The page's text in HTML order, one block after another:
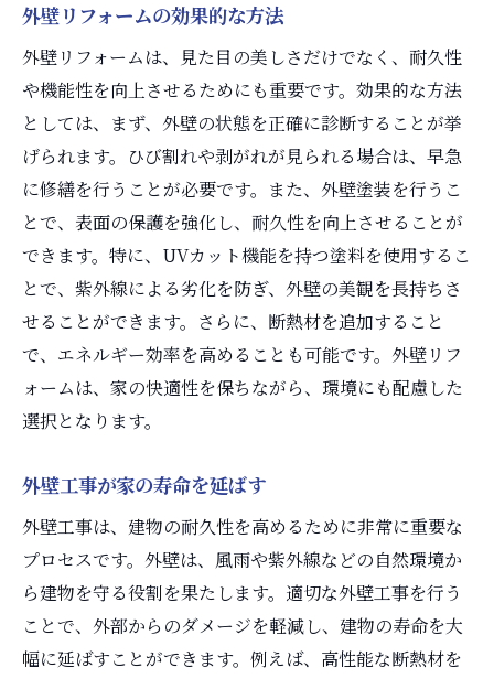
外壁リフォームの効果的な方法
外壁リフォームは、見た目の美しさだけでなく、耐久性
や機能性を向上させるためにも重要です。効果的な方法
としては、まず、外壁の状態を正確に診断することが挙
げられます。ひび割れや剥がれが見られる場合は、早急
に修繕を行うことが必要です。また、外壁塗装を行うこ
とで、表面の保護を強化し、耐久性を向上させることが
できます。特に、UVカット機能を持つ塗料を使用するこ
とで、紫外線による劣化を防ぎ、外壁の美観を長持ちさ
せることができます。さらに、断熱材を追加すること
で、エネルギー効率を高めることも可能です。外壁リフ
ォームは、家の快適性を保ちながら、環境にも配慮した
選択となります。
外壁工事が家の寿命を延ばす
外壁工事は、建物の耐久性を高めるために非常に重要な
プロセスです。外壁は、風雨や紫外線などの自然環境か
ら建物を守る役割を果たします。適切な外壁工事を行う
ことで、外部からのダメージを軽減し、建物の寿命を大
幅に延ばすことができます。例えば、高性能な断熱材を